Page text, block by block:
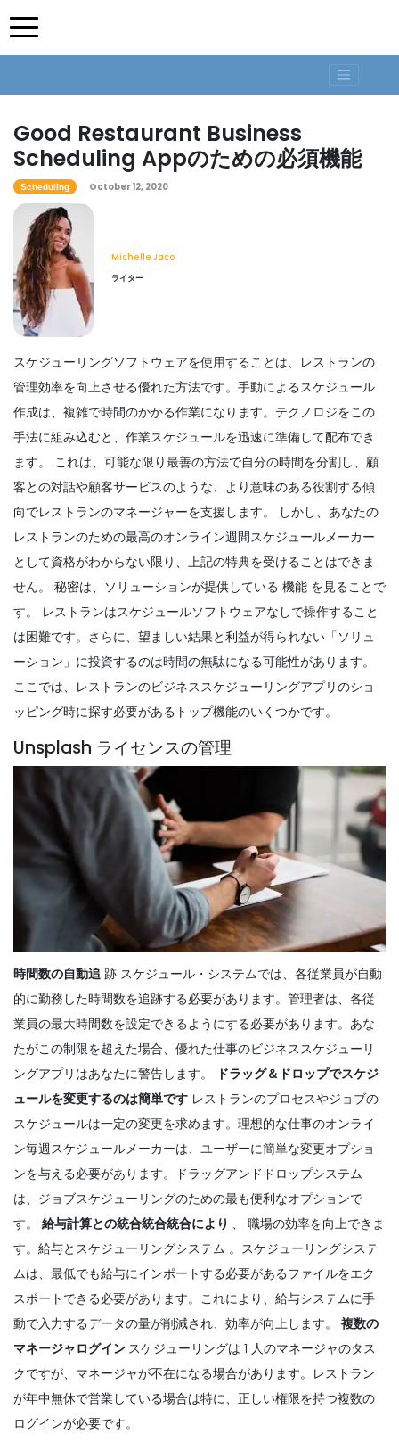
Good Restaurant Business
Scheduling Appのための必須機能
Scheduling October 12, 2020
Michelle Jaco
ライター
スケジューリングソフトウェアを使用することは、レストランの
管理効率を向上させる優れた方法です。手動によるスケジュール
作成は、複雑で時間のかかる作業になります。テクノロジをこの
手法に組み込むと、作業スケジュールを迅速に準備して配布でき
ます。
これは、可能な限り最善の方法で自分の時間を分割し、顧
客との対話や顧客サービスのような、より意味のある役割する傾
向でレストランのマネージャーを支援します。
しかし、あなたの
レストランのための最高のオンライン週間スケジュールメーカー
として資格がわからない限り、上記の特典を受けることはできま
せん。
秘密は、ソリューションが提供している 機能 を見ることで
す。
レストランはスケジュールソフトウェアなしで操作すること
は困難です。さらに、望ましい結果と利益が得られない「ソリュ
ーション」に投資するのは時間の無駄になる可能性があります。
ここでは、レストランのビジネススケジューリングアプリのショ
ッピング時に探す必要があるトップ機能のいくつかです。
Unsplash ライセンスの管理
時間数の自動追 跡 スケジュール・システムでは、各従業員が自動
的に勤務した時間数を追跡する必要があります。管理者は、各従
業員の最大時間数を設定できるようにする必要があります。あな
たがこの制限を超えた場合、優れた仕事のビジネススケジューリ
ングアプリはあなたに警告します。
ドラッグ＆ドロップでスケジ
ュールを変更するのは簡単です レストランのプロセスやジョブの
スケジュールは一定の変更を求めます。理想的な仕事のオンライ
ン毎週スケジュールメーカーは、ユーザーに簡単な変更オプショ
ンを与える必要があります。ドラッグアンドドロップシステム
は、ジョブスケジューリングのための最も便利なオプションで
す。
給与計算との統合統合統合により 、
職場の効率を向上できま
す。給与とスケジューリングシステム 。スケジューリングシステ
ムは、最低でも給与にインポートする必要があるファイルをエク
スポートできる必要があります。これにより、給与システムに手
動で入力するデータの量が削減され、効率が向上します。
複数の
マネージャログイン スケジューリングは 1 人のマネージャのタス
クですが、マネージャが不在になる場合があります。レストラン
が年中無休で営業している場合は特に、正しい権限を持つ複数の
ログインが必要です。